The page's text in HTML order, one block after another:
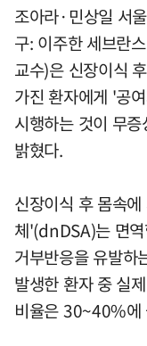
조아라·민상일 서
구: 이주한 세브란
교수)은 신장이식
가진 환자에게 '공
시행하는 것이 무
밝혔다.
신장이식 후 몸속
체'(dnDSA)는 면
거부반응을 유발하
발생한 환자 중 실
비율은 30~40%에